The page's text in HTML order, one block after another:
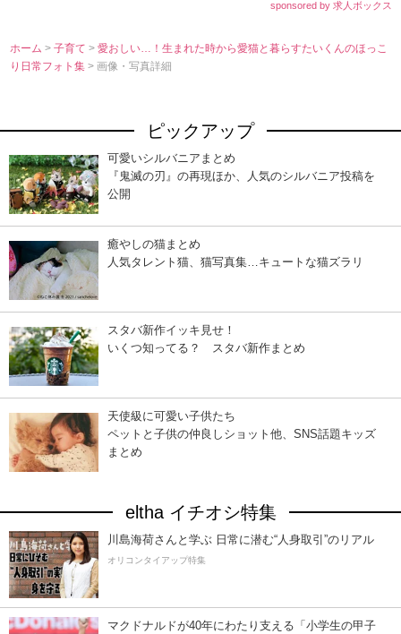
sponsored by 求人ボックス
ホーム >子育て>愛おしい…！生まれた時から愛猫と暮らすたいくんのほっこ
り日常フォト集> 画像・写真詳細
ピックアップ
可愛いシルバニアまとめ
『鬼滅の刃』の再現ほか、人気のシルバニア投稿を
公開
癒やしの猫まとめ
人気タレント猫、猫写真集…キュートな猫ズラリ
スタバ新作イッキ見せ！
いくつ知ってる？ スタバ新作まとめ
天使級に可愛い子供たち
ペットと子供の仲良しショット他、SNS話題キッズ
まとめ
eltha イチオシ特集
川島海荷さんと学ぶ 日常に潜む“人身取引”のリアル
オリコンタイアップ特集
マクドナルドが40年にわたり支える「小学生の甲子